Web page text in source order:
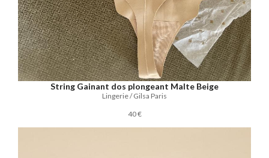
String Gainant dos plongeant Malte Beige
Lingerie / Gilsa Paris
40 €